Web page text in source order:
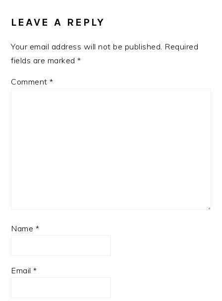
INTERACTIONS
LEAVE A REPLY
Your email address will not be published. Required
fields are marked*
Comment*
Name *
Email*